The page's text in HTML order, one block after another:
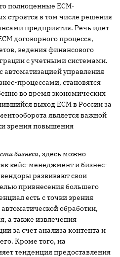
полноценные ECM-
строятся в том числе решения
предприятия. Речь идет
договорного процесса,
ведения финансового
с учетными системами.
автоматизацией управления
процессами, становятся
во время экономических
выход ECM в России за
является важной
зрения повышения
бизнеса, здесь можно
кейс-менеджмент и бизнес-
развивают свои
привнесения большего
есть с точки зрения
обработки,
а также извлечения
за счет анализа контента и
Кроме того, на
тенденция предоставления